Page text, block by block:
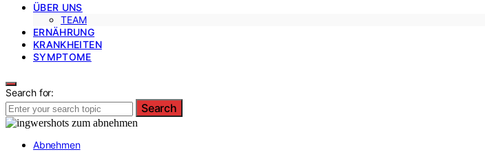
ÜBER UNS
TEAM
ERNÄHRUNG
KRANKHEITEN
SYMPTOME
Search for:
Search
Abnehmen